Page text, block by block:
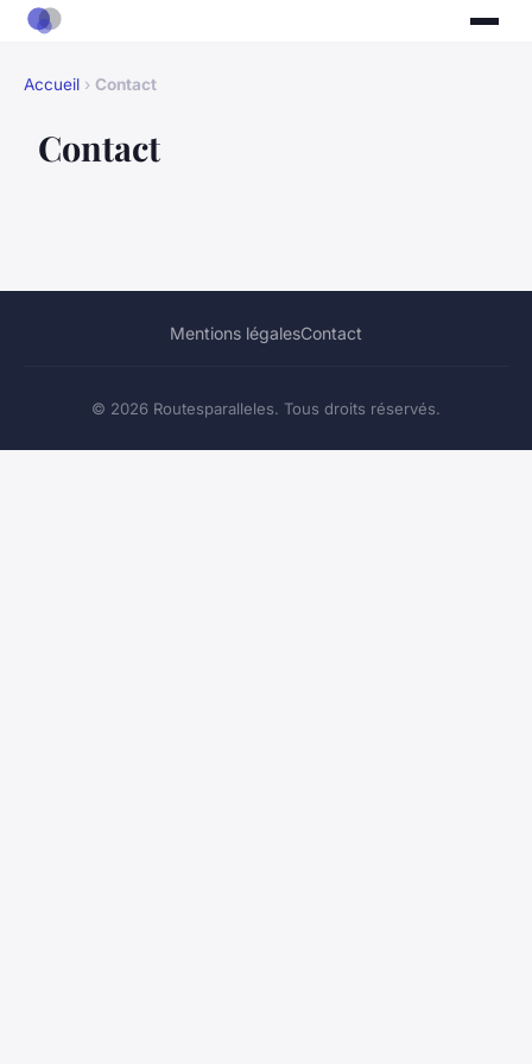
Accueil › Contact
Contact
Mentions légalesContact
© 2026 Routesparalleles. Tous droits réservés.